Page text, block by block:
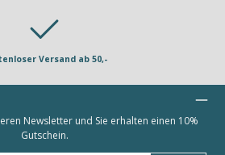
Versand ab 50,-
Newsletter und Sie erhalten einen 10%
Gutschein.